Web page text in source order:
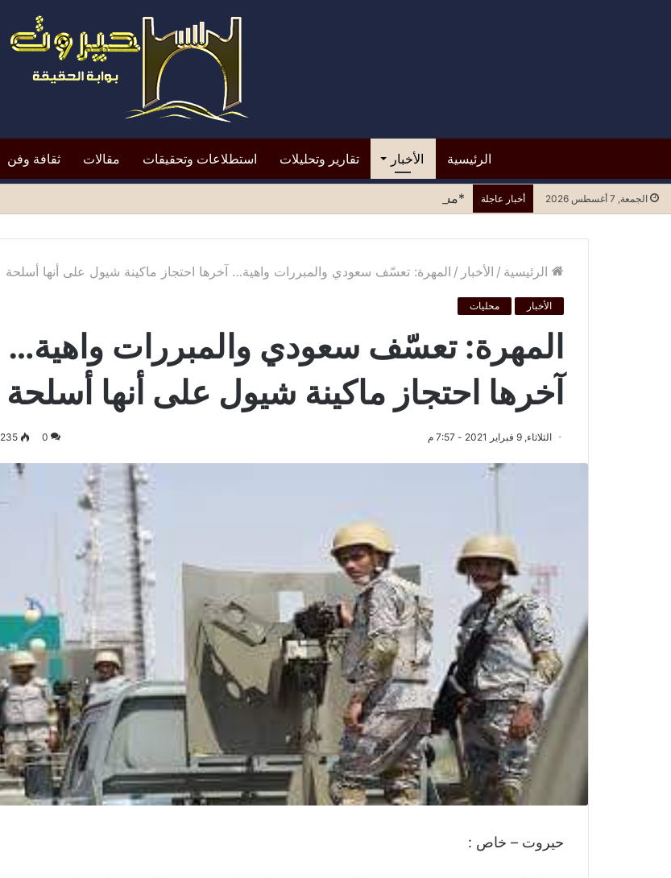
الرئيسية الأخبار تقارير وتحليلات استطلاعات وتحقيقات مقالات ثقافة وفن
الجمعة, 7 أغسطس 2026 أخبار عاجلة *مستشفى الرازي.. التسرع في التعيين يعيد الأزمة إلى الواجهة*
الرئيسية / الأخبار / المهرة: تعسّف سعودي والمبررات واهية… آخرها احتجاز ماكينة شيول على أنها أسلحة
الأخبار محليات
المهرة: تعسّف سعودي والمبررات واهية…
آخرها احتجاز ماكينة شيول على أنها أسلحة
الثلاثاء, 9 فبراير 2021 - 7:57 م 0
235
حيروت – خاص :